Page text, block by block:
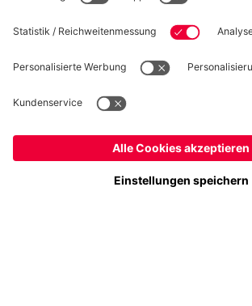
Datenschutz
Cookie Details
Preise inkl. Steuern und Abgaben
© FC Bayern München AG
FC Bayern München AG, Säbener Str. 51-57,
Ja,Schweiz, um dorthin zu
Weltweit, um dorthin zu